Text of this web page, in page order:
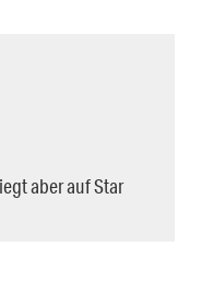
aber auf Star